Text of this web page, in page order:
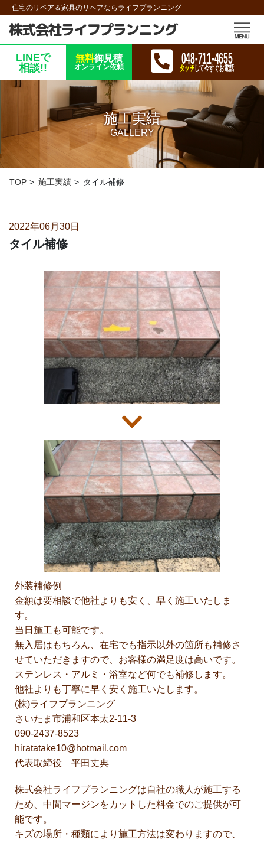
住宅のリペア＆家具のリペアならライフプランニング
株式会社ライフプランニング
048-711-4655
タッチして今すぐお電話
LINEで
相談!!
無料御見積
オンライン依頼
施工実績
GALLERY
TOP 施工実績 タイル補修
2022年06月30日
タイル補修
外装補修例
金額は要相談で他社よりも安く、早く施工いたしま
す。
当日施工も可能です。
無入居はもちろん、在宅でも指示以外の箇所も補修さ
せていただきますので、お客様の満足度は高いです。
ステンレス・アルミ・浴室など何でも補修します。
他社よりも丁寧に早く安く施工いたします。
(株)ライフプランニング
さいたま市浦和区本太2-11-3
090-2437-8523
hiratatake10@hotmail.com
代表取締役 平田丈典
株式会社ライフプランニングは自社の職人が施工する
ため、中間マージンをカットした料金でのご提供が可
能です。
キズの場所・種類により施工方法は変わりますので、